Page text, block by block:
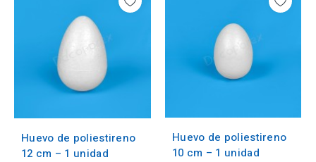
Huevo de poliestireno
12 cm – 1 unidad
Huevo de poliestireno
10 cm – 1 unidad